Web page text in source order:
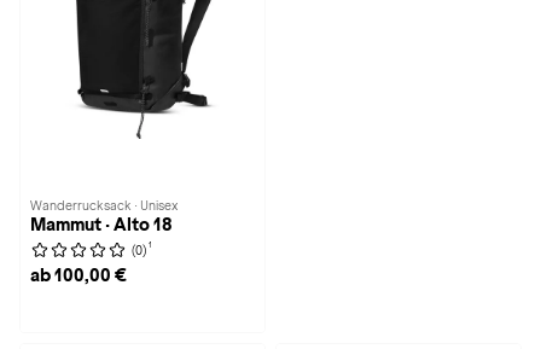
Wanderrucksack · Unisex
Mammut · Alto 18
(0) 1
ab 100,00 €